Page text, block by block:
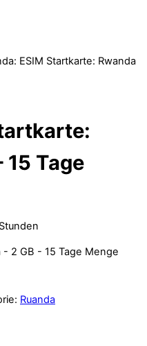
ESIM Startkarte: Rwanda
15 Tage
- 2 GB - 15 Tage Menge
Ruanda